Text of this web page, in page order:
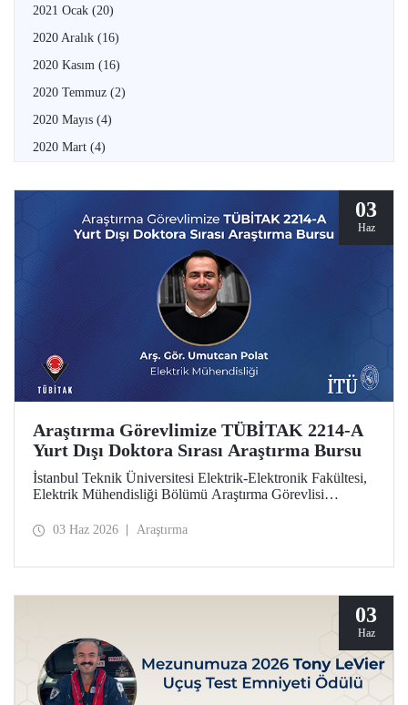
2021 Ocak (20)
2020 Aralık (16)
2020 Kasım (16)
2020 Temmuz (2)
2020 Mayıs (4)
2020 Mart (4)
03
Haz
Araştırma Görevlimize TÜBİTAK 2214-A
Yurt Dışı Doktora Sırası Araştırma Bursu
İstanbul Teknik Üniversitesi Elektrik-Elektronik Fakültesi,
Elektrik Mühendisliği Bölümü Araştırma Görevlisi
Sırası Araştırma Bursu kapsamında desteklenmeye hak
03 Haz 2026 Araştırma
03
Haz